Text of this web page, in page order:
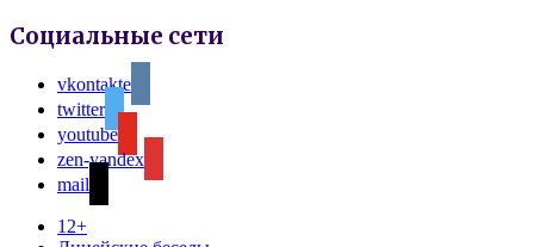
Социальные сети
vkontakte
twitter
youtube
zen-yandex
mail
12+